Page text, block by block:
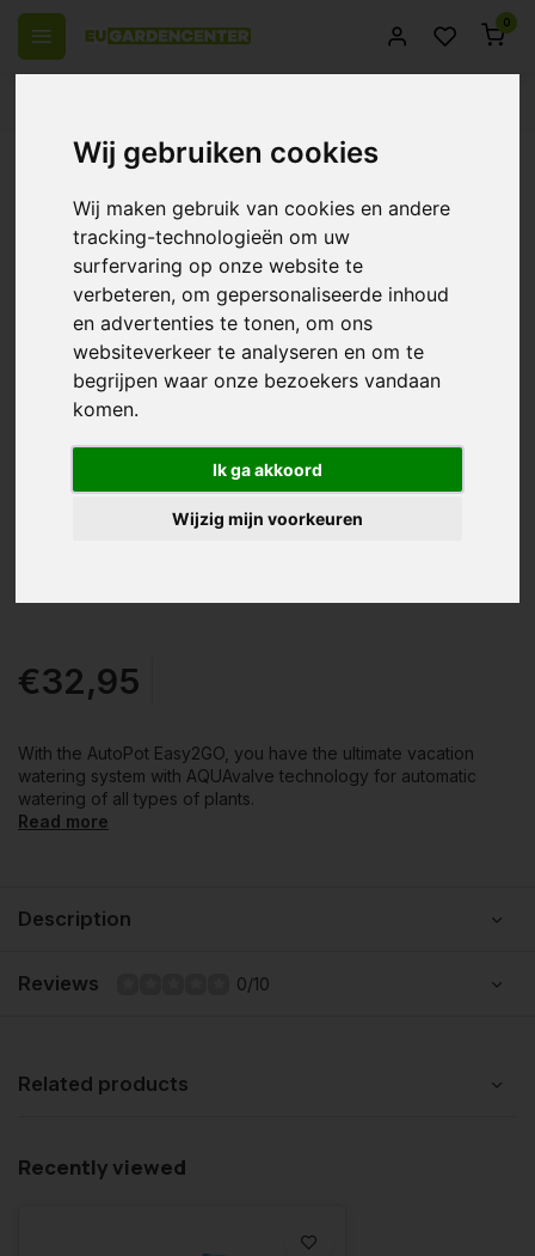
Wij gebruiken cookies
Wij maken gebruik van cookies en andere
tracking-technologieën om uw
surfervaring op onze website te
verbeteren, om gepersonaliseerde inhoud
en advertenties te tonen, om ons
websiteverkeer te analyseren en om te
begrijpen waar onze bezoekers vandaan
komen.
Ik ga akkoord
Wijzig mijn voorkeuren
0
Back
AutoPot Easy2GO Kit ~ Growing
System
0/10 (0 Reviews) Compare
€32,95
With the AutoPot Easy2GO, you have the ultimate vacation
watering system with AQUAvalve technology for automatic
watering of all types of plants.
Read more
Description
Reviews 0/10
Related products
Recently viewed